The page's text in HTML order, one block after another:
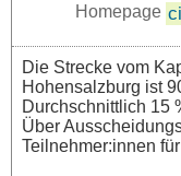
Homepage
Die Strecke vom
Hohensalzburg ist
Durchschnittlich 15
Über
Teilnehmer:innen